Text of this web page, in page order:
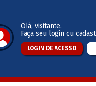
Olá, visitante.
Faça seu login ou
LOGIN DE ACESSO